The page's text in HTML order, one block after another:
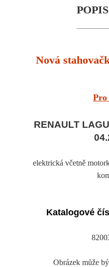
Nová
Pro
RENAULT
elektrická včetně
Katalogové
Obrázek může